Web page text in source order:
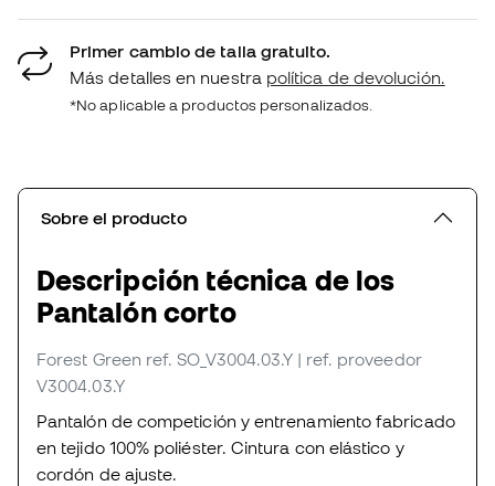
Primer cambio de talla gratuito.
Más detalles en nuestra política de devolución.
*No aplicable a productos personalizados.
Sobre el producto
Descripción técnica de los
Pantalón corto
Forest Green ref. SO_V3004.03.Y | ref. proveedor
V3004.03.Y
Pantalón de competición y entrenamiento fabricado
en tejido 100% poliéster. Cintura con elástico y
cordón de ajuste.